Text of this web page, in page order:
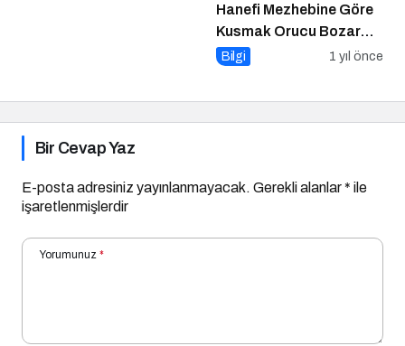
Hanefi Mezhebine Göre
Kusmak Orucu Bozar
mı?
Bilgi 1 yıl önce
Bir Cevap Yaz
E-posta adresiniz yayınlanmayacak. Gerekli alanlar* ile
işaretlenmişlerdir
Yorumunuz *